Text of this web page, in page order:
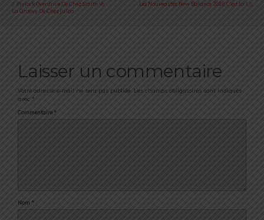
Pivlock Overdrive De Chez Smith Vs
La Groovy De Chez Julbo
Les Nouveautés New Balance 2016, C'est Ici !
Laisser un commentaire
Votre adresse e-mail ne sera pas publiée. Les champs obligatoires sont indiqués
avec *
Commentaire *
Nom *